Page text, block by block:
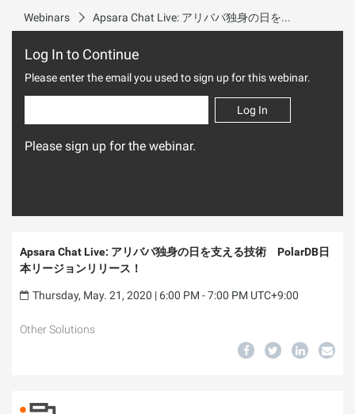
Webinars Apsara Chat Live: アリババ独身の日を支える技術 PolarDB日本リージョンリリース！
Log In to Continue
Please enter the email you used to sign up for this webinar.
Log In
Please sign up for the webinar.
Apsara Chat Live: アリババ独身の日を支える技術 PolarDB日
本リージョンリリース！
Thursday, May. 21, 2020 | 6:00 PM - 7:00 PM UTC+9:00
Other Solutions